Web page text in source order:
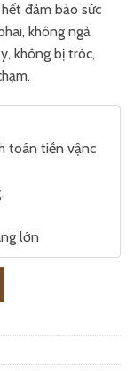
đảm bảo sức
không ngả
không bị tróc,
toán tiền vậnc
lớn
kiện số lượng